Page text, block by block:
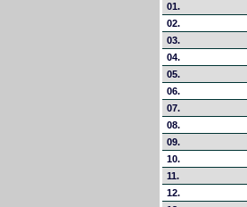
01.
02.
03.
04.
05.
06.
07.
08.
09.
10.
11.
12.